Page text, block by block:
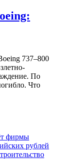
737–800
По
Что
фирмы
рублей